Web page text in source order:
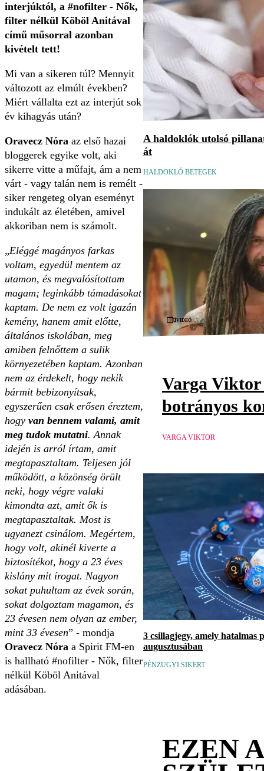
interjúktól, a #nofilter - Nők,
filter nélkül Köböl Anitával
című műsorral azonban
kivételt tett!
Mi van a sikeren túl? Mennyit
változott az elmúlt években?
Miért vállalta ezt az interjút sok
év kihagyás után?
Oravecz Nóra az első hazai
bloggerek egyike volt, aki
sikerre vitte a műfajt, ám a nem
várt - vagy talán nem is remélt -
siker rengeteg olyan eseményt
indukált az életében, amivel
akkoriban nem is számolt.
„Eléggé magányos farkas
voltam, egyedül mentem az
utamon, és megvalósítottam
magam; leginkább támadásokat
kaptam. De nem ez volt igazán
kemény, hanem amit előtte,
általános iskolában, meg
amiben felnőttem a sulik
környezetében kaptam. Azonban
nem az érdekelt, hogy nekik
bármit bebizonyítsak,
egyszerűen csak erősen éreztem,
hogy van bennem valami, amit
meg tudok mutatni. Annak
idején is arról írtam, amit
megtapasztaltam. Teljesen jól
működött, a közönség örült
neki, hogy végre valaki
kimondta azt, amit ők is
megtapasztaltak. Most is
ugyanezt csinálom. Megértem,
hogy volt, akinél kiverte a
biztosítékot, hogy a 23 éves
kislány mit írogat. Nagyon
sokat puhultam az évek során,
sokat dolgoztam magamon, és
23 évesen nem olyan az ember,
mint 33 évesen” - mondja
Oravecz Nóra a Spirit FM-en
is hallható #nofilter - Nők, filter
nélkül Köböl Anitával
adásában.
A haldoklók utolsó
át
HALDOKLÓ BETEGEK
Videó
Varga Viktor
botrányos
VARGA VIKTOR
3 csillagjegy, amely hatalmas
augusztusában
PÉNZÜGYI SIKERT
EZEN